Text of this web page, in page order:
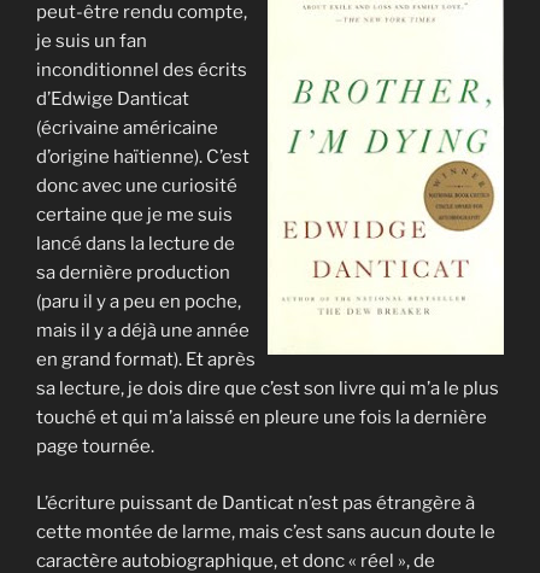
peut-être rendu compte,
je suis un fan
inconditionnel des écrits
d’Edwige Danticat
(écrivaine américaine
d’origine haïtienne). C’est
donc avec une curiosité
certaine que je me suis
lancé dans la lecture de
sa dernière production
(paru il y a peu en poche,
mais il y a déjà une année
en grand format). Et après
sa lecture, je dois dire que c’est son livre qui m’a le plus
touché et qui m’a laissé en pleure une fois la dernière
page tournée.
L’écriture puissant de Danticat n’est pas étrangère à
cette montée de larme, mais c’est sans aucun doute le
caractère autobiographique, et donc « réel », de